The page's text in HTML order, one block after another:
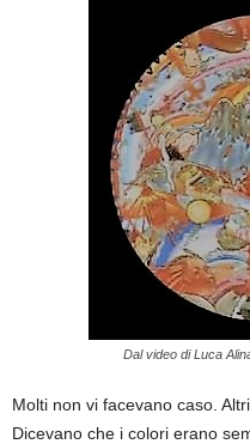
Dal video di Luca
Molti non vi facevano caso.
Dicevano che i colori erano